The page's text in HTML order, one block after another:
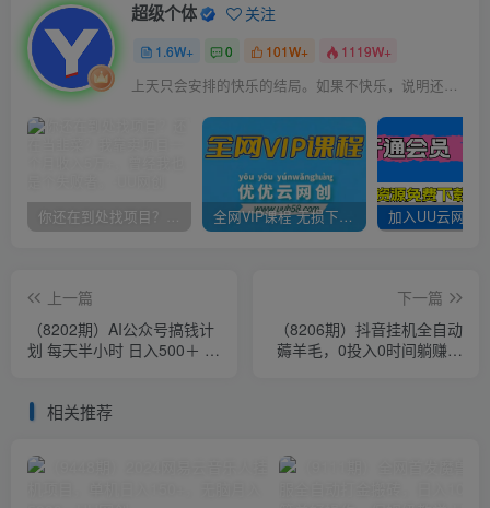
超级个体 关注
1.6W+ 0 101W+ 1119W+
上天只会安排的快乐的结局。如果不快乐，说明还不是最后结局
你还在到处找项目？还在当韭菜？我靠卖项目一个月收入5万+，曾经我也是个失败者。 全网VIP课程 无损下载~
上一篇
（8202期）AI公众号搞钱计
划 每天半小时 日入500＋ 附
下一篇
（8206期）抖音挂机全自动
薅羊毛，0投入0时间躺赚，
相关推荐